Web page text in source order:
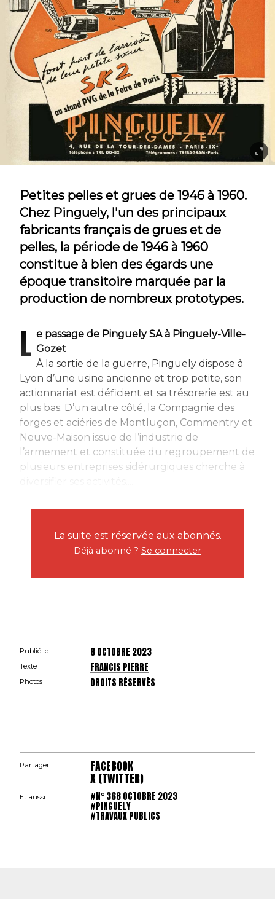
Petites pelles et grues de 1946 à 1960.
Chez Pinguely, l'un des principaux
fabricants français de grues et de
pelles, la période de 1946 à 1960
constitue à bien des égards une
époque transitoire marquée par la
production de nombreux prototypes.
L e passage de Pinguely SA à Pinguely-Ville-
Gozet
À la sortie de la guerre, Pinguely dispose à
Lyon d’une usine ancienne et trop petite, son
actionnariat est déficient et sa trésorerie est au
plus bas. D’un autre côté, la Compagnie des
forges et aciéries de Montluçon, Commentry et
Neuve-Maison issue de l’industrie de
l’armement et constituée du regroupement de
plusieurs entreprises sidérurgiques cherche à
La suite est réservée aux abonnés.
Déjà abonné ? Se connecter
Publié le 8 OCTOBRE 2023
Texte FRANCIS PIERRE
Photos DROITS RÉSERVÉS
Partager FACEBOOK
X (TWITTER)
Et aussi #N° 368 OCTOBRE 2023
#PINGUELY
#TRAVAUX PUBLICS